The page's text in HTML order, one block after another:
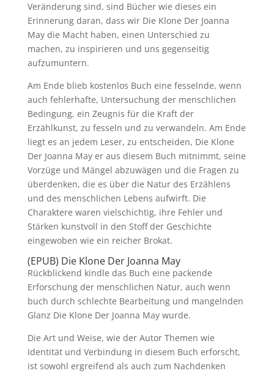
Veränderung sind, sind Bücher wie dieses ein
Erinnerung daran, dass wir Die Klone Der Joanna
May die Macht haben, einen Unterschied zu
machen, zu inspirieren und uns gegenseitig
aufzumuntern.
Am Ende blieb kostenlos Buch eine fesselnde, wenn
auch fehlerhafte, Untersuchung der menschlichen
Bedingung, ein Zeugnis für die Kraft der
Erzählkunst, zu fesseln und zu verwandeln. Am Ende
liegt es an jedem Leser, zu entscheiden, Die Klone
Der Joanna May er aus diesem Buch mitnimmt, seine
Vorzüge und Mängel abzuwägen und die Fragen zu
überdenken, die es über die Natur des Erzählens
und des menschlichen Lebens aufwirft. Die
Charaktere waren vielschichtig, ihre Fehler und
Stärken kunstvoll in den Stoff der Geschichte
eingewoben wie ein reicher Brokat.
(EPUB) Die Klone Der Joanna May
Rückblickend kindle das Buch eine packende
Erforschung der menschlichen Natur, auch wenn
buch durch schlechte Bearbeitung und mangelnden
Glanz Die Klone Der Joanna May wurde.
Die Art und Weise, wie der Autor Themen wie
Identität und Verbindung in diesem Buch erforscht,
ist sowohl ergreifend als auch zum Nachdenken